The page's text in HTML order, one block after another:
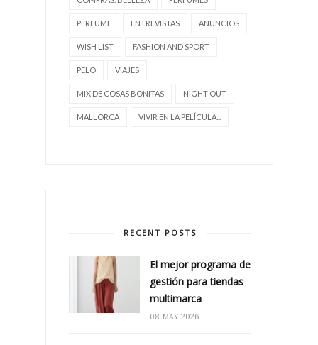
PERFUME ENTREVISTAS ANUNCIOS
WISH LIST FASHION AND SPORT
PELO VIAJES
MIX DE COSAS BONITAS NIGHT OUT
MALLORCA VIVIR EN LA PELÍCULA...
RECENT POSTS
El mejor programa de
gestión para tiendas
multimarca
08 MAY 2026